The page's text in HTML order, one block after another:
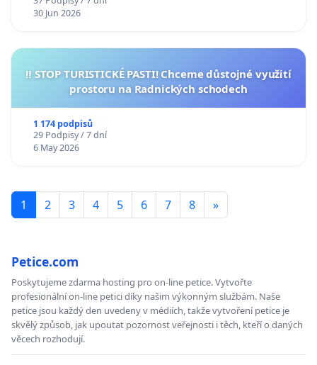
30 Jun 2026
‼️ STOP TURISTICKÉ PASTI! Chceme důstojné využití
prostoru na Radnických schodech
1 174 podpisů
29 Podpisy / 7 dní
6 May 2026
1 2 3 4 5 6 7 8 »
Petice.com
Poskytujeme zdarma hosting pro on-line petice. Vytvořte
profesionální on-line petici díky našim výkonným službám. Naše
petice jsou každý den uvedeny v médiích, takže vytvoření petice je
skvělý způsob, jak upoutat pozornost veřejnosti i těch, kteří o daných
věcech rozhodují.